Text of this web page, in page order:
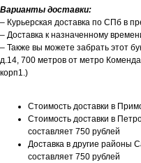
Варианты доставки:
– Курьерская доставка по СПб в
– Доставка к назначенному
– Также вы можете забрать этот
д.14, 700 метров от метро
корп1.)
Стоимость доставки в
Стоимость доставки в
составляет 750 рублей
Доставка в другие районы
составляет 750 рублей